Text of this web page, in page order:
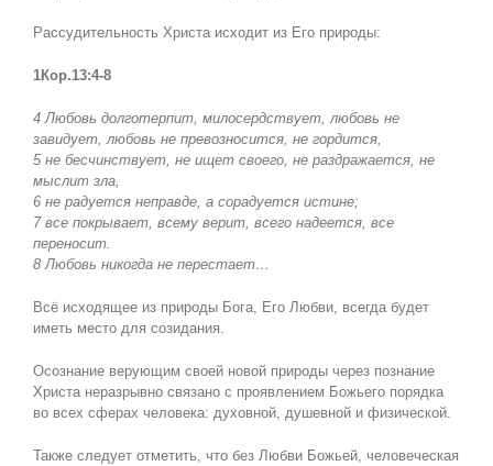
Рассудительность Христа исходит из Его природы:
1Кор.13:4-8
4 Любовь долготерпит, милосердствует, любовь не
завидует, любовь не превозносится, не гордится,
5 не бесчинствует, не ищет своего, не раздражается, не
мыслит зла,
6 не радуется неправде, а сорадуется истине;
7 все покрывает, всему верит, всего надеется, все
переносит.
8 Любовь никогда не перестает…
Всё исходящее из природы Бога, Его Любви, всегда будет
иметь место для созидания.
Осознание верующим своей новой природы через познание
Христа неразрывно связано с проявлением Божьего порядка
во всех сферах человека: духовной, душевной и физической.
Также следует отметить, что без Любви Божьей, человеческая